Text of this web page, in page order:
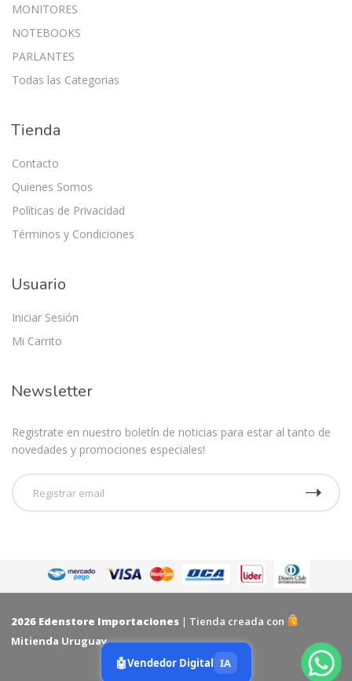
MONITORES
NOTEBOOKS
PARLANTES
Todas las Categorias
Tienda
Contacto
Quienes Somos
Políticas de Privacidad
Términos y Condiciones
Usuario
Iniciar Sesión
Mi Carrito
Newsletter
Registrate en nuestro boletín de noticias para estar al tanto de
novedades y promociones especiales!
2026 Edenstore Importaciones | Tienda creada con
Mitienda Uruguay
🤖Vendedor Digital IA